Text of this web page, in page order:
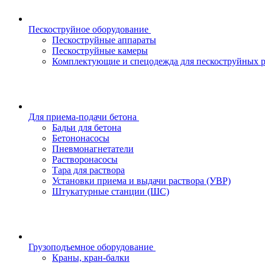
Пескоструйное оборудование
Пескоструйные аппараты
Пескоструйные камеры
Комплектующие и спецодежда для пескоструйных
Для приема-подачи бетона
Бадьи для бетона
Бетононасосы
Пневмонагнетатели
Растворонасосы
Тара для раствора
Установки приема и выдачи раствора (УВР)
Штукатурные станции (ШС)
Грузоподъемное оборудование
Краны, кран-балки